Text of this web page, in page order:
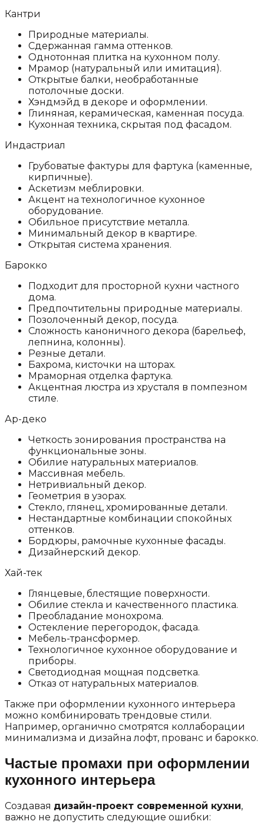
Кантри
Природные материалы.
Сдержанная гамма оттенков.
Однотонная плитка на кухонном полу.
Мрамор (натуральный или имитация).
Открытые балки, необработанные
потолочные доски.
Хэндмэйд в декоре и оформлении.
Глиняная, керамическая, каменная посуда.
Кухонная техника, скрытая под фасадом.
Индастриал
Грубоватые фактуры для фартука (каменные,
кирпичные).
Аскетизм меблировки.
Акцент на технологичное кухонное
оборудование.
Обильное присутствие металла.
Минимальный декор в квартире.
Открытая система хранения.
Барокко
Подходит для просторной кухни частного
дома.
Предпочтительны природные материалы.
Позолоченный декор, посуда.
Сложность каноничного декора (барельеф,
лепнина, колонны).
Резные детали.
Бахрома, кисточки на шторах.
Мраморная отделка фартука.
Акцентная люстра из хрусталя в помпезном
стиле.
Ар-деко
Четкость зонирования пространства на
функциональные зоны.
Обилие натуральных материалов.
Массивная мебель.
Нетривиальный декор.
Геометрия в узорах.
Стекло, глянец, хромированные детали.
Нестандартные комбинации спокойных
оттенков.
Бордюры, рамочные кухонные фасады.
Дизайнерский декор.
Хай-тек
Глянцевые, блестящие поверхности.
Обилие стекла и качественного пластика.
Преобладание монохрома.
Остекление перегородок, фасада.
Мебель-трансформер.
Технологичное кухонное оборудование и
приборы.
Светодиодная мощная подсветка.
Отказ от натуральных материалов.
Также при оформлении кухонного интерьера
можно комбинировать трендовые стили.
Например, органично смотрятся коллаборации
минимализма и дизайна лофт, прованс и барокко.
Частые промахи при оформлении
кухонного интерьера
Создавая дизайн-проект современной кухни,
важно не допустить следующие ошибки: